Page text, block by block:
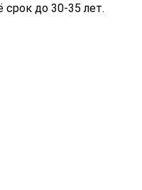
срок до 30-35 лет.